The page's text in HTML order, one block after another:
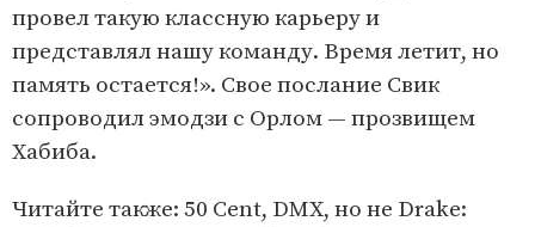
провел такую классную карьеру и
представлял нашу команду. Время летит, но
память остается!». Свое послание Свик
сопроводил эмодзи с Орлом — прозвищем
Хабиба.
Читайте также: 50 Cent, DMX, но не Drake: